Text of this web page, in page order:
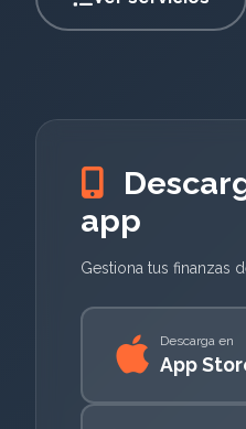
app
Gestiona tus finanzas
Descarga en
App